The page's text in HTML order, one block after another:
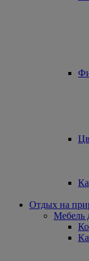
Отдых на
Мебель